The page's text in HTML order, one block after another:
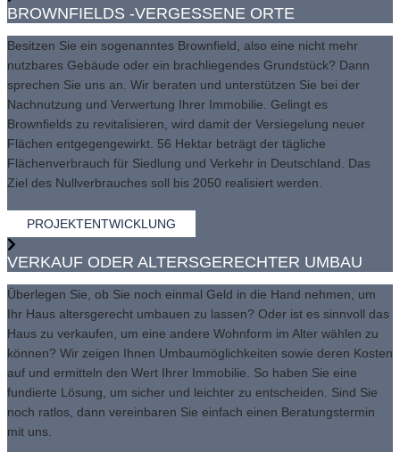
BROWNFIELDS -VERGESSENE ORTE
Besitzen Sie ein sogenanntes Brownfield, also eine nicht mehr
nutzbares Gebäude oder ein brachliegendes Grundstück? Dann
sprechen Sie uns an. Wir beraten und unterstützen Sie bei der
Nachnutzung und Verwertung Ihrer Immobilie. Gelingt es
Brownfields zu revitalisieren, wird damit der Versiegelung neuer
Flächen entgegengewirkt. 56 Hektar beträgt der tägliche
Flächenverbrauch für Siedlung und Verkehr in Deutschland. Das
Ziel des Nullverbrauches soll bis 2050 realisiert werden.
PROJEKTENTWICKLUNG
VERKAUF ODER ALTERSGERECHTER UMBAU
Überlegen Sie, ob Sie noch einmal Geld in die Hand nehmen, um
Ihr Haus altersgerecht umbauen zu lassen? Oder ist es sinnvoll das
Haus zu verkaufen, um eine andere Wohnform im Alter wählen zu
können? Wir zeigen Ihnen Umbaumöglichkeiten sowie deren Kosten
auf und ermitteln den Wert Ihrer Immobilie. So haben Sie eine
fundierte Lösung, um sicher und leichter zu entscheiden. Sind Sie
noch ratlos, dann vereinbaren Sie einfach einen Beratungstermin
mit uns.